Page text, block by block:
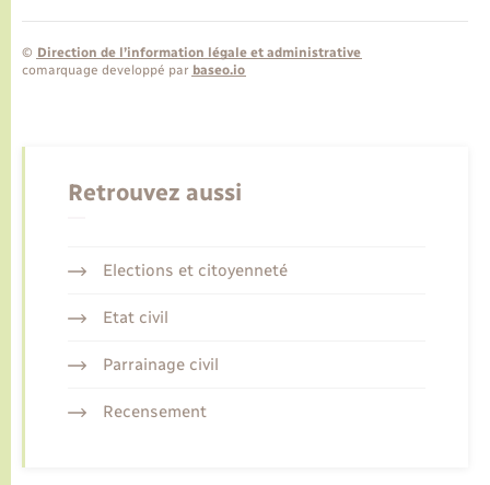
© Direction de l’information légale et administrative
comarquage developpé par baseo.io
Retrouvez aussi
Elections et citoyenneté
Etat civil
Parrainage civil
Recensement